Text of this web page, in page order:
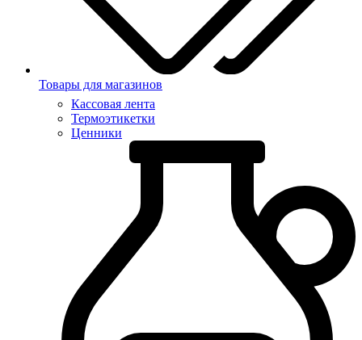
Товары для магазинов
Кассовая лента
Термоэтикетки
Ценники